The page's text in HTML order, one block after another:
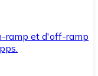
ramp et d'off-ramp